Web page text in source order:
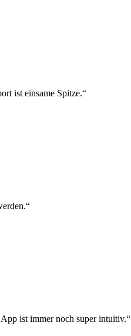
ist einsame Spitze.“
ist immer noch super intuitiv.“